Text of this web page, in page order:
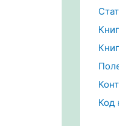
Код